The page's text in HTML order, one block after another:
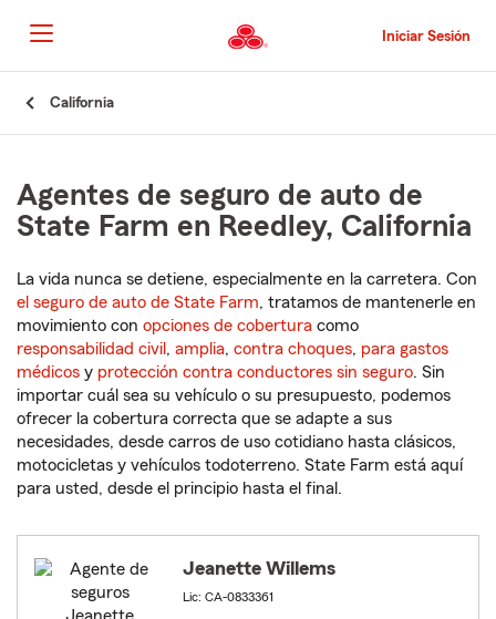
al
contenido
principal
Iniciar Sesión
California
Agentes de seguro de auto de
State Farm en Reedley, California
La vida nunca se detiene, especialmente en la carretera. Con
el seguro de auto de State Farm, tratamos de mantenerle en
movimiento con opciones de cobertura como
responsabilidad civil , amplia, contra choques, para gastos
médicos y protección contra conductores sin seguro. Sin
importar cuál sea su vehículo o su presupuesto, podemos
ofrecer la cobertura correcta que se adapte a sus
necesidades, desde carros de uso cotidiano hasta clásicos,
motocicletas y vehículos todoterreno. State Farm está aquí
para usted, desde el principio hasta el final.
Jeanette Willems
Lic: CA-0833361